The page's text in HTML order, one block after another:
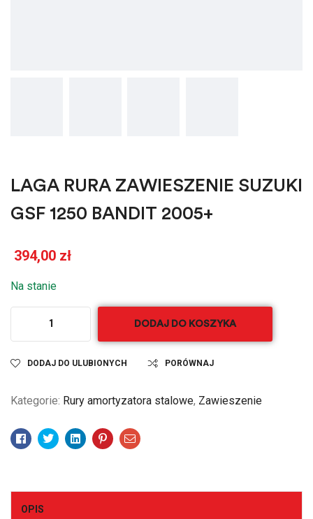
LAGA RURA ZAWIESZENIE SUZUKI
GSF 1250 BANDIT 2005+
394,00 zł
Na stanie
DODAJ DO KOSZYKA
DODAJ DO ULUBIONYCH PORÓWNAJ
Kategorie: Rury amortyzatora stalowe, Zawieszenie
Facebook
TwitterLinkedinPinterestEmail
OPIS